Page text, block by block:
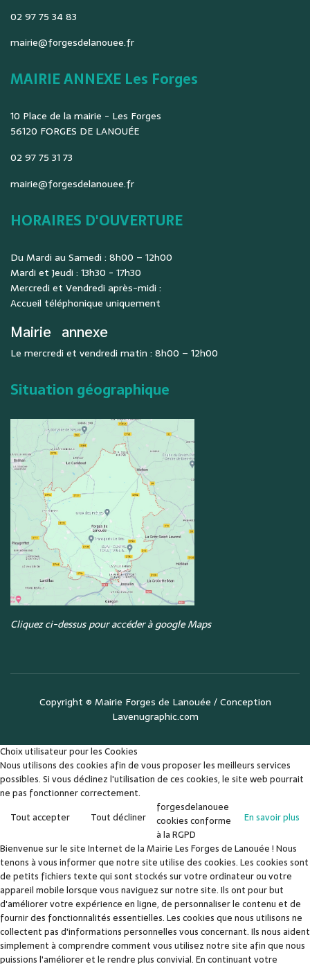
02 97 75 34 83
mairie@forgesdelanouee.fr
MAIRIE ANNEXE Les Forges
10 Place de la mairie - Les Forges
56120 FORGES DE LANOUÉE
02 97 75 31 73
mairie@forgesdelanouee.fr
HORAIRES D'OUVERTURE
Du Mardi au Samedi : 8h00 – 12h00
Mardi et Jeudi : 13h30 - 17h30
Mercredi et Vendredi après-midi :
Accueil téléphonique uniquement
Mairie annexe
Le mercredi et vendredi matin : 8h00 – 12h00
Situation géographique
Cliquez ci-dessus pour accéder à google Maps
Copyright © Mairie Forges de Lanouée / Conception
Lavenugraphic.com
Choix utilisateur pour les Cookies
Nous utilisons des cookies afin de vous proposer les meilleurs services
possibles. Si vous déclinez l'utilisation de ces cookies, le site web pourrait
ne pas fonctionner correctement.
Tout accepter
Tout décliner En savoir plus
forgesdelanouee
cookies conforme
à la RGPD
Bienvenue sur le site Internet de la Mairie Les Forges de Lanouée ! Nous
tenons à vous informer que notre site utilise des cookies. Les cookies sont
de petits fichiers texte qui sont stockés sur votre ordinateur ou votre
appareil mobile lorsque vous naviguez sur notre site. Ils ont pour but
d'améliorer votre expérience en ligne, de personnaliser le contenu et de
fournir des fonctionnalités essentielles. Les cookies que nous utilisons ne
collectent pas d'informations personnelles vous concernant. Ils nous aident
simplement à comprendre comment vous utilisez notre site afin que nous
puissions l'améliorer et le rendre plus convivial. En continuant votre